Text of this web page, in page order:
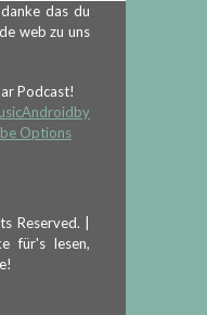
das du
web zu uns
Podcast!
Androidby
Options
Reserved. |
für's lesen,